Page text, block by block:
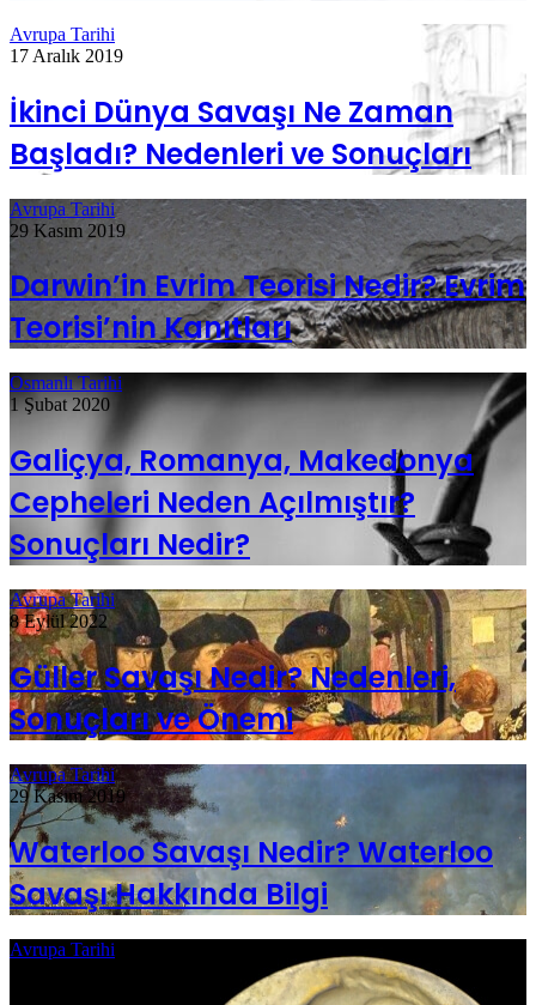
Avrupa Tarihi
17 Aralık 2019
İkinci Dünya Savaşı Ne Zaman
Başladı? Nedenleri ve Sonuçları
Avrupa Tarihi
29 Kasım 2019
Darwin’in Evrim Teorisi Nedir? Evrim
Teorisi’nin Kanıtları
Osmanlı Tarihi
1 Şubat 2020
Galiçya, Romanya, Makedonya
Cepheleri Neden Açılmıştır?
Sonuçları Nedir?
Avrupa Tarihi
8 Eylül 2022
Güller Savaşı Nedir? Nedenleri,
Sonuçları ve Önemi
Avrupa Tarihi
29 Kasım 2019
Waterloo Savaşı Nedir? Waterloo
Savaşı Hakkında Bilgi
Avrupa Tarihi